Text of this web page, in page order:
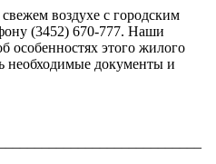
воздухе с городским
(3452) 670-777. Наши
особенностях этого жилого
необходимые документы и